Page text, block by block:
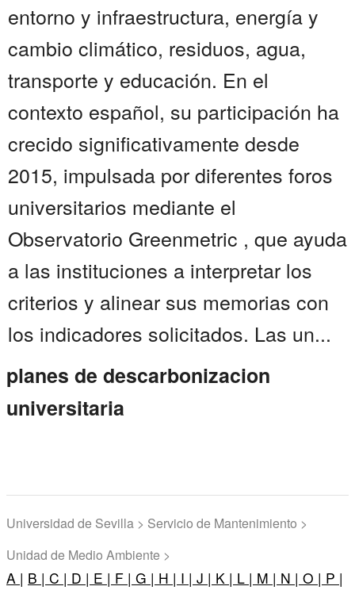
entorno y infraestructura, energía y
cambio climático, residuos, agua,
transporte y educación. En el
contexto español, su participación ha
crecido significativamente desde
2015, impulsada por diferentes foros
universitarios mediante el
Observatorio Greenmetric , que ayuda
a las instituciones a interpretar los
criterios y alinear sus memorias con
los indicadores solicitados. Las un...
planes de descarbonizacion
universitaria
Universidad de Sevilla > Servicio de Mantenimiento >
Unidad de Medio Ambiente >
A | B | C | D | E | F | G | H | I | J | K | L | M | N | O | P |